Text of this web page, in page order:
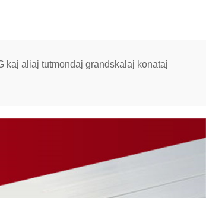
kaj aliaj tutmondaj grandskalaj konataj